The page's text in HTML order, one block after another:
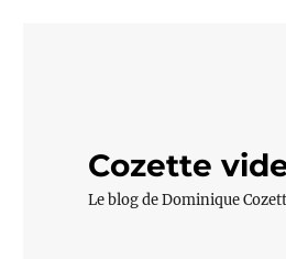
Cozette
Le blog de Dominique